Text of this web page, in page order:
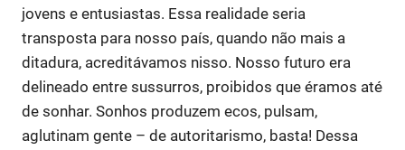
jovens e entusiastas. Essa realidade seria
transposta para nosso país, quando não mais a
ditadura, acreditávamos nisso. Nosso futuro era
delineado entre sussurros, proibidos que éramos até
de sonhar. Sonhos produzem ecos, pulsam,
aglutinam gente – de autoritarismo, basta! Dessa